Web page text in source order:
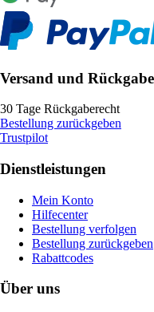
Versand und Rückgabe
30 Tage Rückgaberecht
Bestellung zurückgeben
Trustpilot
Dienstleistungen
Mein Konto
Hilfecenter
Bestellung verfolgen
Bestellung zurückgeben
Rabattcodes
Über uns